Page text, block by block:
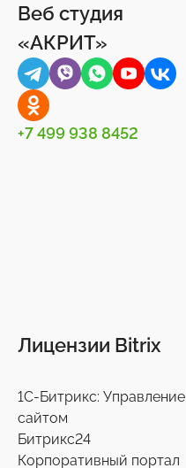
Веб студия
«АКРИТ»
+7 499 938 8452
Лицензии Bitrix
1С-Битрикс: Управление
сайтом
Битрикс24
Корпоративный портал